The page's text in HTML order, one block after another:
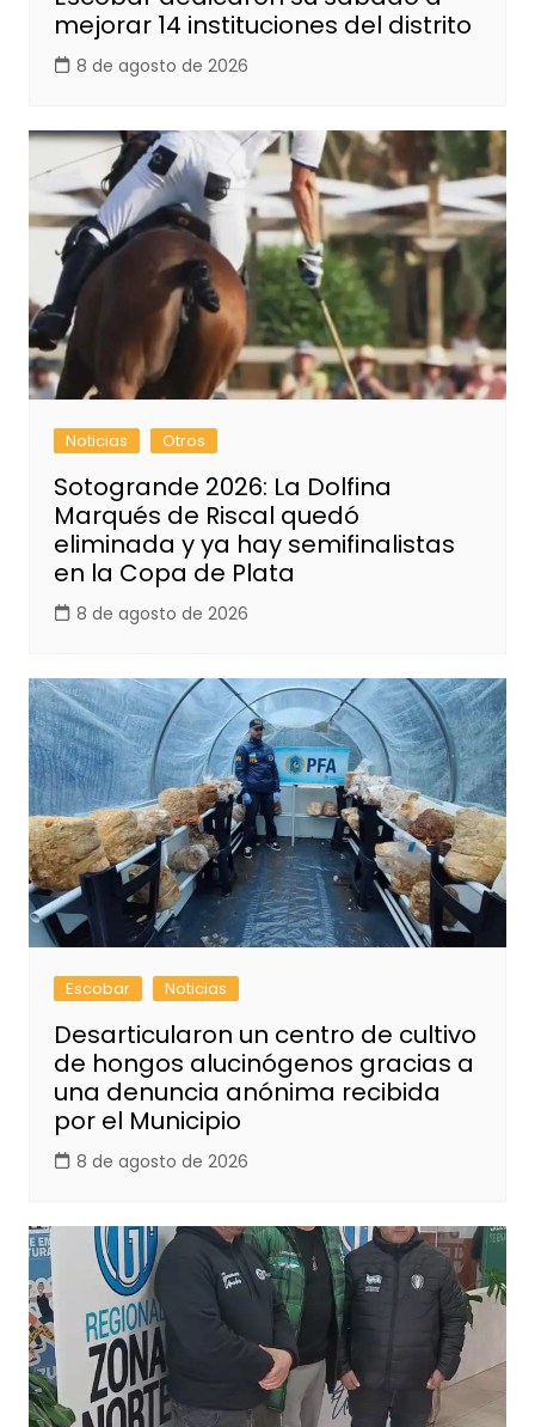
mejorar 14 instituciones del distrito
8 de agosto de 2026
Noticias Otros
Sotogrande 2026: La Dolfina
Marqués de Riscal quedó
eliminada y ya hay semifinalistas
en la Copa de Plata
8 de agosto de 2026
Escobar Noticias
Desarticularon un centro de cultivo
de hongos alucinógenos gracias a
una denuncia anónima recibida
por el Municipio
8 de agosto de 2026